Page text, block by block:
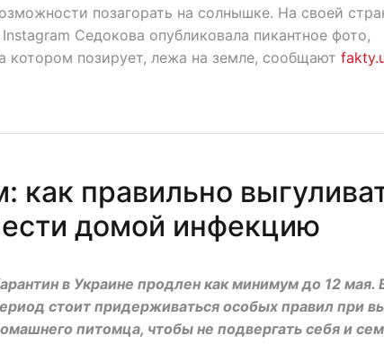
позагорать на солнышке. На своей
Instagram Седокова опубликовала пикантное фото,
котором позирует, лежа на земле, сообщают
как правильно
домой инфекцию
в Украине продлен как минимум до 12 мая.
стоит придерживаться особых правил при
питомца, чтобы не подвергать себя и